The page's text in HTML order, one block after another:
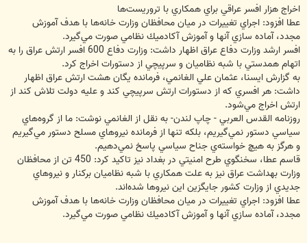
ت
اخراج هزار افسر عراقي براي همكاري با تروريست‌ها
عطا افزود: اجراي تغييرات در ميان محافظان وزارت خانه‌ها با هدف آموزش
مجدد، آماده سازي آنها و آموزش آكادميك نظامي صورت مي‌گيرد.
افسر ارشد وزارت دفاع عراق اظهار داشت: وزارت دفاع 600 افسر ارتش عراق را به
اتهام همدستي با شبه نظاميان و سرپيچي از دستورات اخراج كرد.
به گزارش ايسنا، عثمان علي الغانمي، فرمانده يگان هشت ارتش عراق اظهار
داشت: هر افسري كه از دستورات ارتش سرپيچي كند و عليه دولت تلاش كند از
ارتش اخراج مي‌شود.
روزنامه‌ القدس العربي - چاپ لندن- به نقل از الغانمي نوشت: ما از گروه‌هاي
سياسي دستور نمي‌گيريم، بلكه تنها از فرمانده نيروهاي مسلح دستور مي‌گيريم
و هرگز به هيچ خواسته‌ي جناح سياسي پاسخ نمي‌دهيم.
قاسم عطا، سخنگوي طرح امنيتي در بغداد نيز تاكيد كرد: 450 تن از محافظان
وزارت بهداشت عراق نيز به علت همكاري با شبه نظاميان بركنار و نيروهاي
جديدي از وزارت كشور جايگزين اين نيروها شده‌اند.
عطا افزود: اجراي تغييرات در ميان محافظان وزارت خانه‌ها با هدف آموزش
مجدد، آماده سازي آنها و آموزش آكادميك نظامي صورت مي‌گيرد.